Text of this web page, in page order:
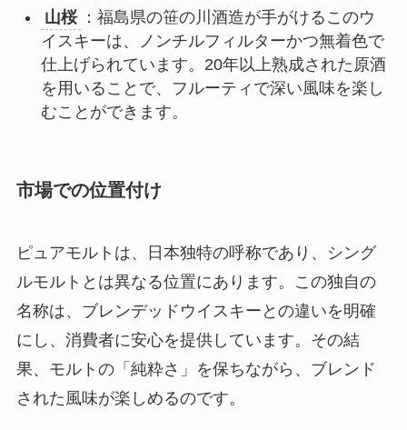
山桜
：福島県の笹の川酒造が手がけるこのウ
イスキーは、ノンチルフィルターかつ無着色で
仕上げられています。20年以上熟成された原酒
を用いることで、フルーティで深い風味を楽し
むことができます。
市場での位置付け
ピュアモルトは、日本独特の呼称であり、シング
ルモルトとは異なる位置にあります。この独自の
名称は、ブレンデッドウイスキーとの違いを明確
にし、消費者に安心を提供しています。その結
果、モルトの「純粋さ」を保ちながら、ブレンド
された風味が楽しめるのです。